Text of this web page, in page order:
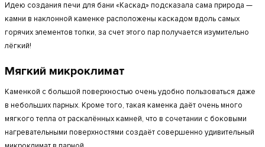
Идею создания печи для бани «Каскад» подсказала сама природа —
камни в наклонной каменке расположены каскадом вдоль самых
горячих элементов топки, за счет этого пар получается изумительно
лёгкий!
Мягкий микроклимат
Каменкой с большой поверхностью очень удобно пользоваться даже
в небольших парных. Кроме того, такая каменка даёт очень много
мягкого тепла от раскалённых камней, что в сочетании с боковыми
нагревательными поверхностями создаёт совершенно удивительный